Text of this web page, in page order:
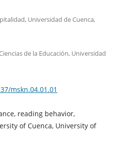
Universidad de Cuenca,
de la Educación, Universidad
mskn.04.01.01
reading behavior,
of Cuenca, University of